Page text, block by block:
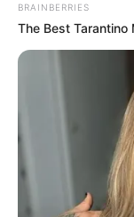
BRAINBERRIES
The Best Tarantino